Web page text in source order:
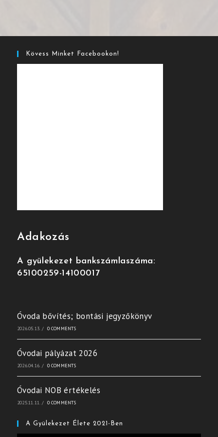
Kövess Minket Facebookon!
Adakozás
A gyülekezet bankszámlaszáma:
65100259-14100017
Óvoda bővítés; bontási jegyzőkönyv
2026.05.13. / 0 COMMENTS
Óvodai pályázat 2026
2026.04.16. / 0 COMMENTS
Óvodai NOB értékelés
2025.11.11. / 0 COMMENTS
A Gyülekezet Élete 2021-Ben